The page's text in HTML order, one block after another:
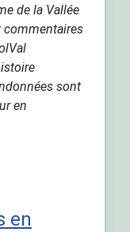
de la Vallée
commentaires
sont
en
en